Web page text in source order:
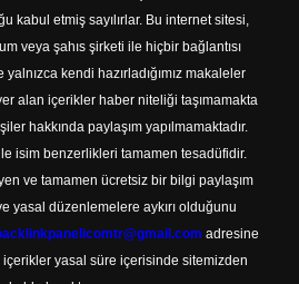
kabul etmiş sayılırlar. Bu internet sitesi,
veya şahıs şirketi ile hiçbir bağlantısı
kendi hazırladığımız makaleler
alan içerikler haber niteliği taşımamakta
hakkında paylaşım yapılmamaktadır.
isim benzerlikleri tamamen tesadüfidir.
ve tamamen ücretsiz bir bilgi paylaşım
yasal düzenlemelere aykırı olduğunu
adresine
yasal süre içerisinde sitemizden